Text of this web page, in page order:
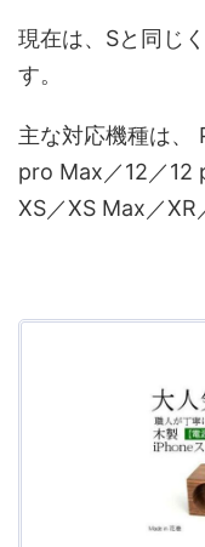
現在は、Sと同じ
す。
主な対応機種は、
pro Max／12／12
XS／XS Max／XR